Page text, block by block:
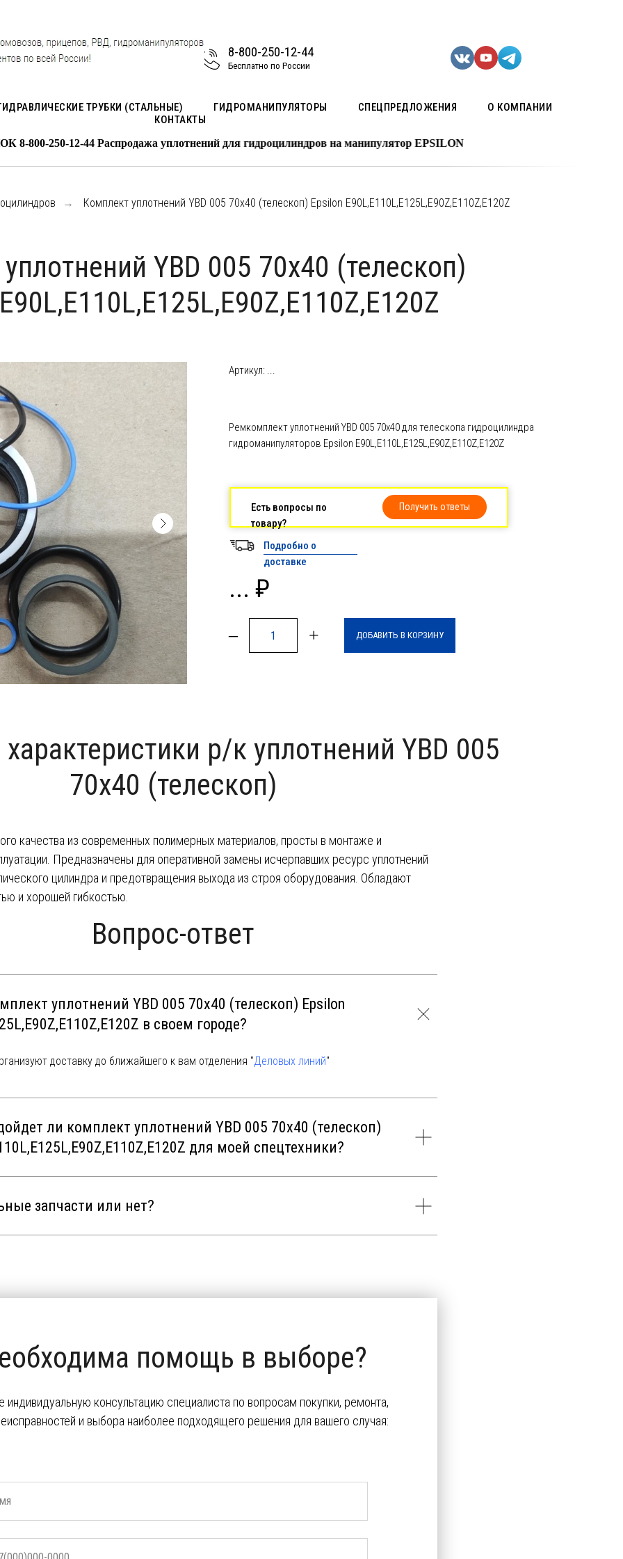
8-800-250-12-44
Бесплатно по России
ТРУБКИ (СТАЛЬНЫЕ) ГИДРОМАНИПУЛЯТОРЫ СПЕЦПРЕДЛОЖЕНИЯ
О КОМПАНИИ
КОНТАКТЫ
12-44 Распродажа уплотнений для гидроцилиндров на манипулятор EPSILON
→ Комплект уплотнений YBD 005 70х40 (телескоп) Epsilon E90L,E110L,E125L,E90Z,E110Z,E120Z
YBD 005 70х40 (телескоп)
Артикул: ...
... ₽
– +
Есть вопросы по
товару?
Получить ответы
ДОБАВИТЬ В КОРЗИНУ
Подробно о
доставке
Ремкомплект уплотнений YBD 005 70х40 для телескопа гидроцилиндра
гидроманипуляторов Epsilon E90L,E110L,E125L,E90Z,E110Z,E120Z
р/к уплотнений YBD 005
70х40 (телескоп)
качества из современных полимерных материалов, просты в монтаже и
Предназначены для оперативной замены исчерпавших ресурс уплотнений
цилиндра и предотвращения выхода из строя оборудования. Обладают
и хорошей гибкостью.
Вопрос-ответ
уплотнений YBD 005 70х40 (телескоп) Epsilon
в своем городе?
доставку до ближайшего к вам отделения "Деловых линий"
ли комплект уплотнений YBD 005 70х40 (телескоп)
для моей спецтехники?
запчасти или нет?
помощь в выборе?
индивидуальную консультацию специалиста по вопросам покупки, ремонта,
и выбора наиболее подходящего решения для вашего случая: